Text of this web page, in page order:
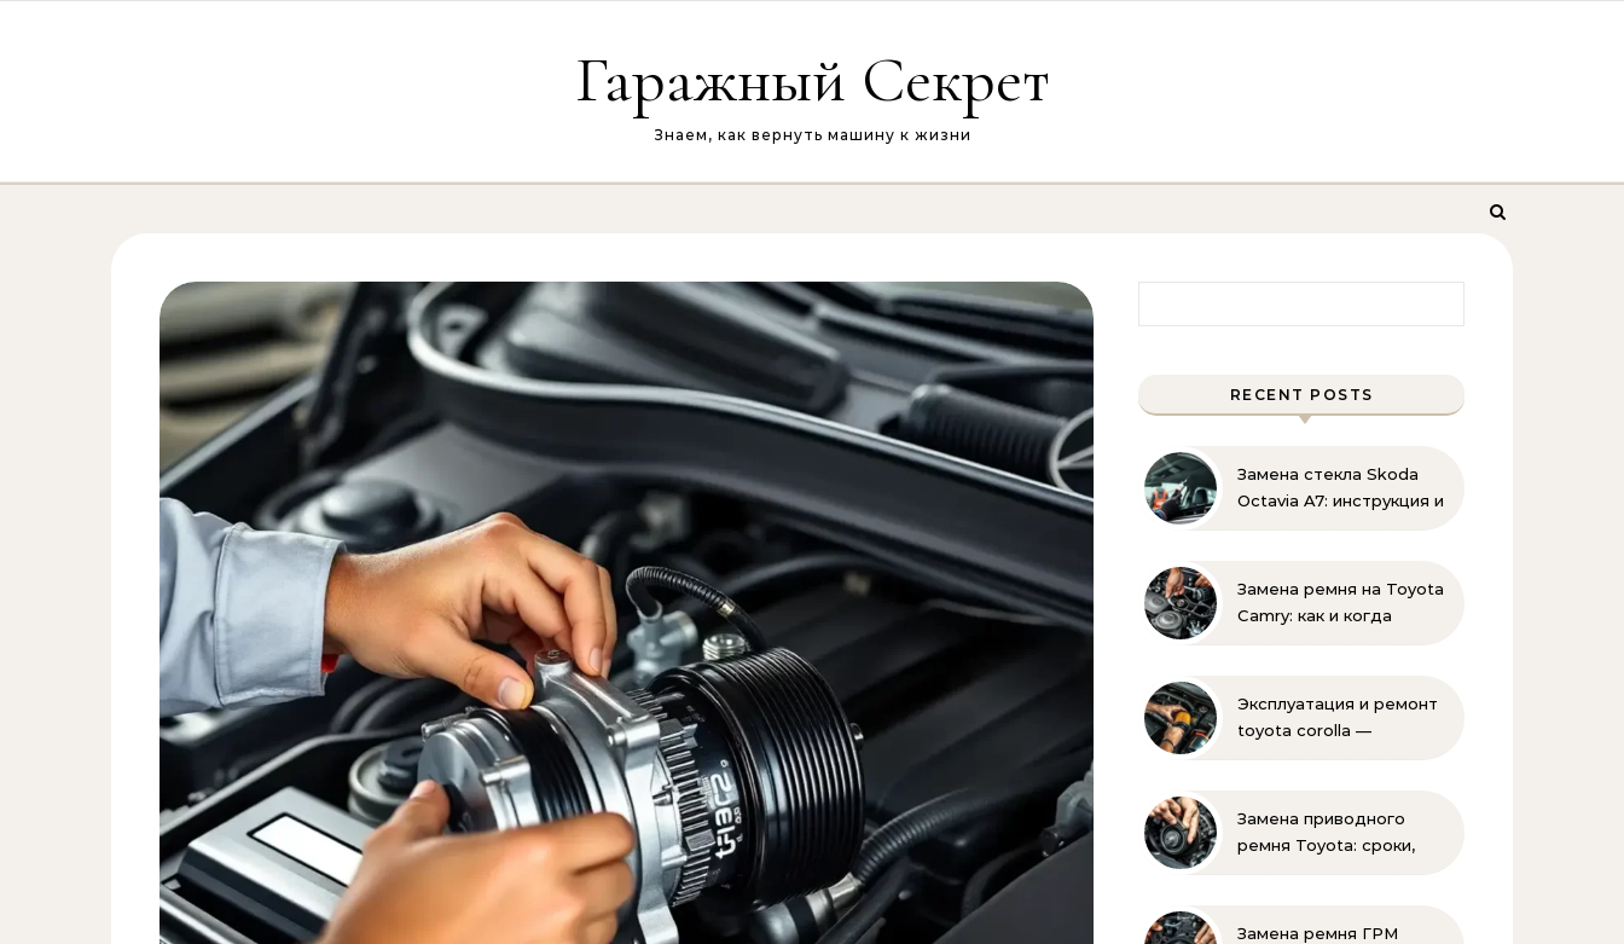
Гаражный Секрет
Знаем, как вернуть машину к жизни
RECENT POSTS
Замена стекла Skoda
Octavia A7: инструкция и
Замена ремня на Toyota
Camry: как и когда
Эксплуатация и ремонт
toyota corolla —
Замена приводного
ремня Toyota: сроки,
своими руками
Замена ремня ГРМ